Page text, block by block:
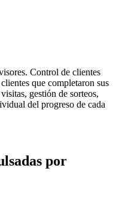
Control de clientes
que completaron sus
gestión de sorteos,
del progreso de cada
por